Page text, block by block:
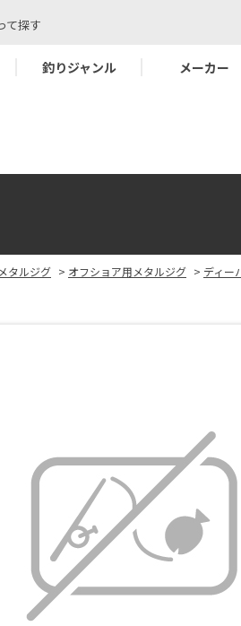
て探す
釣りジャンル メーカー
タルジグ > オフショア用メタルジグ > ディー